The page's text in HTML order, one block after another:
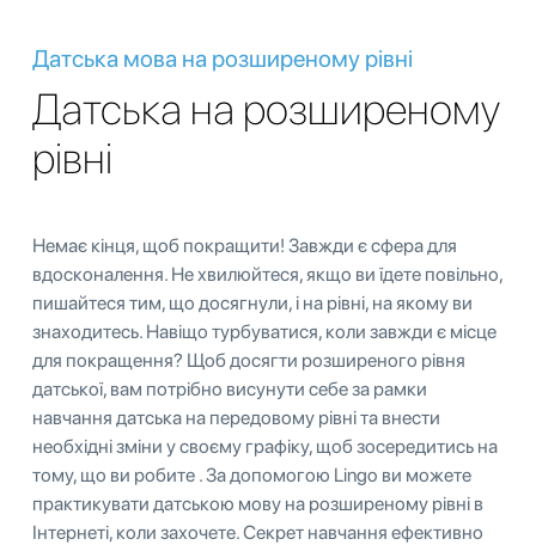
Датська мова на розширеному рівні
Датська на розширеному
рівні
Немає кінця, щоб покращити! Завжди є сфера для
вдосконалення. Не хвилюйтеся, якщо ви їдете повільно,
пишайтеся тим, що досягнули, і на рівні, на якому ви
знаходитесь. Навіщо турбуватися, коли завжди є місце
для покращення? Щоб досягти розширеного рівня
датської, вам потрібно висунути себе за рамки
навчання датська на передовому рівні та внести
необхідні зміни у своєму графіку, щоб зосередитись на
тому, що ви робите . За допомогою Lingo ви можете
практикувати датською мову на розширеному рівні в
Інтернеті, коли захочете. Секрет навчання ефективно